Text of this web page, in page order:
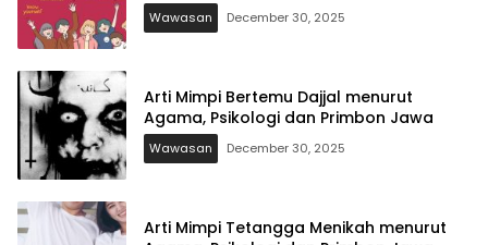
Wawasan December 30, 2025
Arti Mimpi Bertemu Dajjal menurut
Agama, Psikologi dan Primbon Jawa
Wawasan December 30, 2025
Arti Mimpi Tetangga Menikah menurut